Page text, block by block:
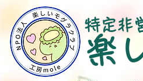
特定非
楽